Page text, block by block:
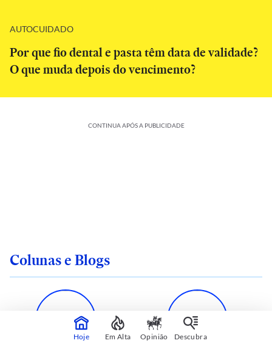
AUTOCUIDADO
Por que fio dental e pasta têm data de validade?
O que muda depois do vencimento?
CONTINUA APÓS A PUBLICIDADE
Colunas e Blogs
Hoje Em Alta Opinião Descubra